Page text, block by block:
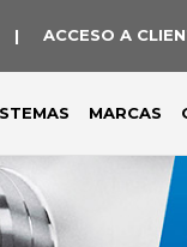
| ACCESO A
MARCAS